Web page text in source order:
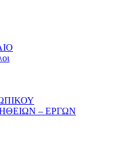
– ΕΡΓΩΝ